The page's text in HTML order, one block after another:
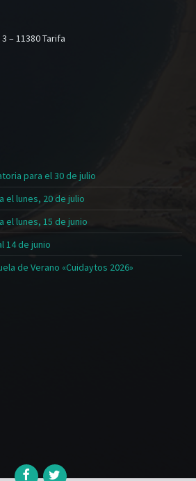
– 11380 Tarifa
para el 30 de julio
el lunes, 20 de julio
el lunes, 15 de junio
14 de junio
de Verano «Cuidaytos 2026»